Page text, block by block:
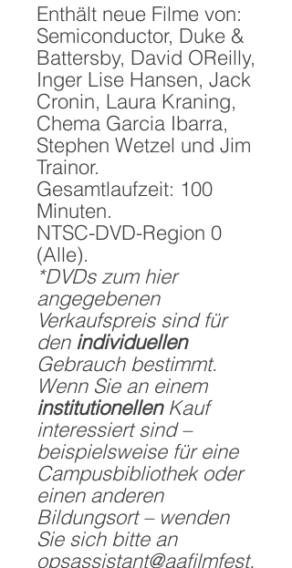
Enthält neue Filme von:
Semiconductor, Duke &
Battersby, David OReilly,
Inger Lise Hansen, Jack
Cronin, Laura Kraning,
Chema Garcia Ibarra,
Stephen Wetzel und Jim
Trainor.
Gesamtlaufzeit: 100
Minuten.
NTSC-DVD-Region 0
(Alle).
*DVDs zum hier
angegebenen
Verkaufspreis sind für
den individuellen
Gebrauch bestimmt.
Wenn Sie an einem
institutionellenKauf
interessiert sind –
beispielsweise für eine
Campusbibliothek oder
einen anderen
Bildungsort – wenden
Sie sich bitte an
opsassistant@aafilmfest.